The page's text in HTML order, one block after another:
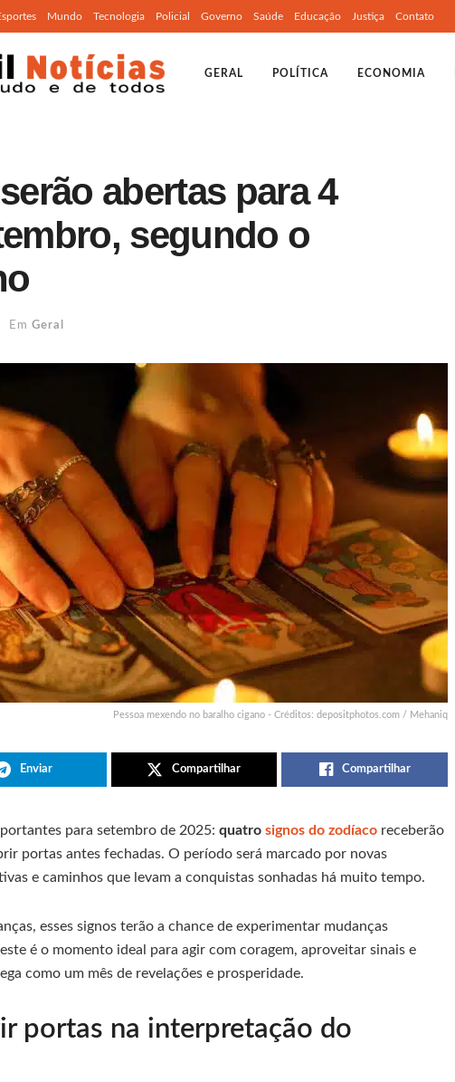
Mundo Tecnologia Policial Governo Saúde Educação Justiça Contato
GERAL POLÍTICA ECONOMIA
abertas para 4
segundo o
Em Geral
Pessoa mexendo no baralho cigano - Créditos: depositphotos.com / Mehaniq
Enviar Compartilhar Compartilhar
para setembro de 2025: quatro signos do zodíaco receberão
portas antes fechadas. O período será marcado por novas
e caminhos que levam a conquistas sonhadas há muito tempo.
esses signos terão a chance de experimentar mudanças
é o momento ideal para agir com coragem, aproveitar sinais e
como um mês de revelações e prosperidade.
portas na interpretação do